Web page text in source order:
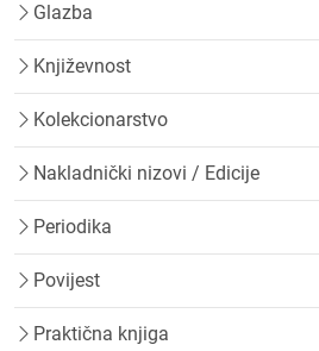
Glazba
Književnost
Kolekcionarstvo
Nakladnički nizovi / Edicije
Periodika
Povijest
Praktična knjiga